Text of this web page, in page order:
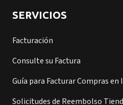
SERVICIOS
Facturación
Consulte su Factura
Guía para Facturar Compras en
Solicitudes de Reembolso